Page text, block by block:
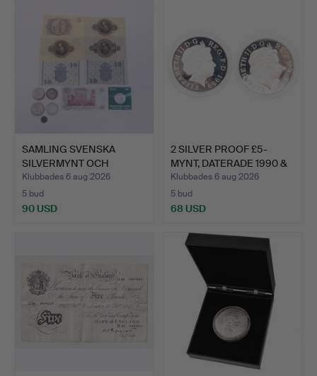
SAMLING SVENSKA
SILVERMYNT OCH
SEDLAR.
Klubbades 6 aug 2026
5 bud
90 USD
2 SILVER PROOF £5-
MYNT, DATERADE 1990 &
20…
Klubbades 6 aug 2026
5 bud
68 USD